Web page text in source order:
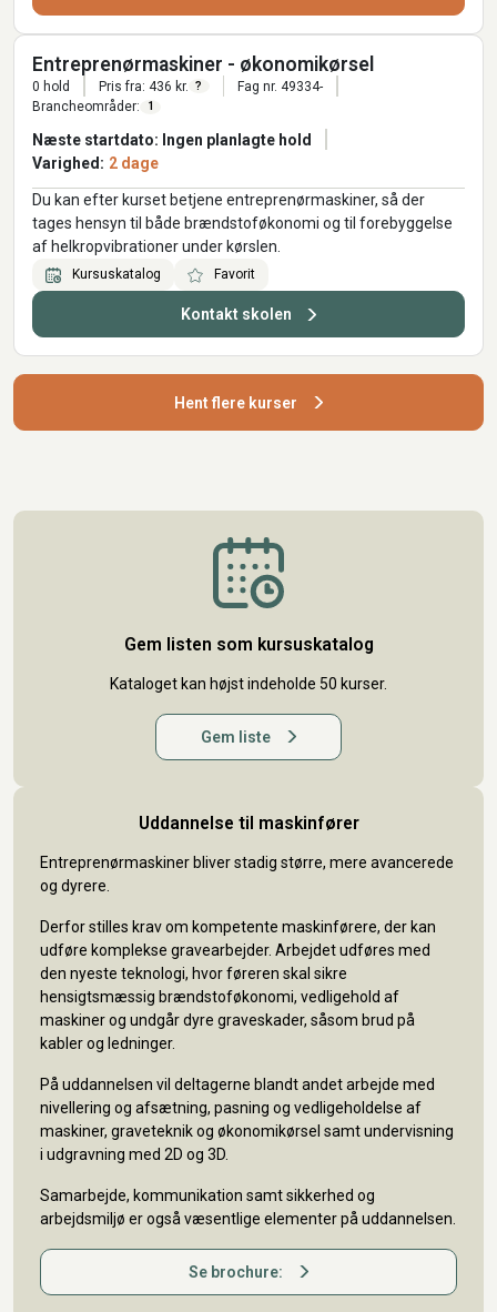
Entreprenørmaskiner - økonomikørsel
0 hold Pris fra: 436 kr. ?
Fag nr. 49334-
Brancheområder:
1
Næste startdato: Ingen planlagte hold
Varighed: 2 dage
Du kan efter kurset betjene entreprenørmaskiner, så der
tages hensyn til både brændstoføkonomi og til forebyggelse
af helkropvibrationer under kørslen.
Kursuskatalog Favorit
Kontakt skolen
Hent flere kurser
Gem listen som kursuskatalog
Kataloget kan højst indeholde 50 kurser.
Gem liste
Uddannelse til maskinfører
Entreprenørmaskiner bliver stadig større, mere avancerede
og dyrere.
Derfor stilles krav om kompetente maskinførere, der kan
udføre komplekse gravearbejder. Arbejdet udføres med
den nyeste teknologi, hvor føreren skal sikre
hensigtsmæssig brændstoføkonomi, vedligehold af
maskiner og undgår dyre graveskader, såsom brud på
kabler og ledninger.
På uddannelsen vil deltagerne blandt andet arbejde med
nivellering og afsætning, pasning og vedligeholdelse af
maskiner, graveteknik og økonomikørsel samt undervisning
i udgravning med 2D og 3D.
Samarbejde, kommunikation samt sikkerhed og
arbejdsmiljø er også væsentlige elementer på uddannelsen.
Se brochure: